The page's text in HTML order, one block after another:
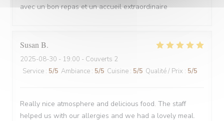
avec un bon repas et un accueil extraordinaire
Susan B
2025-08-30 - 19:00 - Couverts 2
Service : 5/5 Ambiance : 5/5 Cuisine : 5/5 Qualité / Prix : 5/5
Really nice atmosphere and delicious food. The staff
helped us with our allergies and we had a lovely meal.